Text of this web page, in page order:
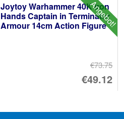
Angebot!
Joytoy Warhammer 40K Iron
Hands Captain in Terminator
Armour 14cm Action Figure
€73.75
€49.12